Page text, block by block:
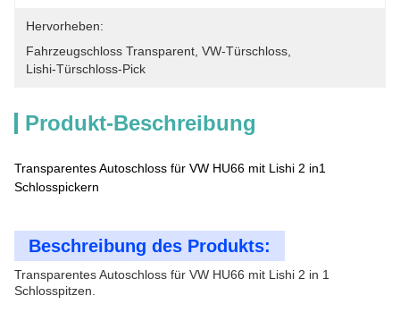
Hervorheben:
Fahrzeugschloss Transparent VW-Türschloss
Lishi-Türschloss-Pick
Produkt-Beschreibung
Transparentes Autoschloss für VW HU66 mit Lishi 2 in1
Schlosspickern
Beschreibung des Produkts:
Transparentes Autoschloss für VW HU66 mit Lishi 2 in 1
Schlosspitzen.